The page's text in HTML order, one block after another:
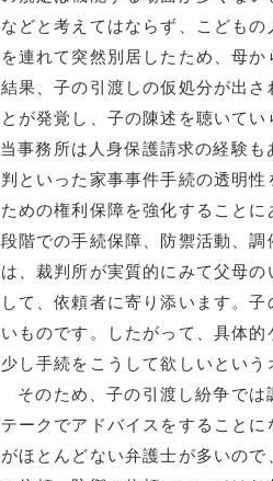
どと考えてはならず、こども
連れて突然別居したため、母
果、子の引渡しの仮処分が出
が発覚し、子の陳述を聴いて
事務所は人身保護請求の経験も
といった家事事件手続の透明
めの権利保障を強化すること
階での手続保障、防禦活動、
、裁判所が実質的にみて父母
て、依頼者に寄り添います。
ものです。したがって、具体
し手続をこうして欲しいとい
そのため、子の引渡し紛争では
ークでアドバイスをすること
ほとんどない弁護士が多いの